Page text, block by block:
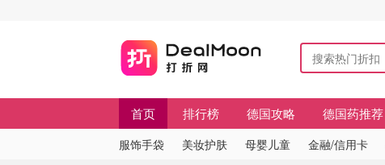
首页 排行榜 德国攻略 德国药推荐
服饰手袋 美妆护肤 母婴儿童 金融/信用卡